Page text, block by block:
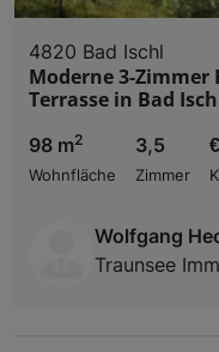
4820 Bad Ischl
Moderne 3-
Terrasse in Bad
98 m2
Wohnfläche
3,5
Zimmer
Wolfgang
Traunsee